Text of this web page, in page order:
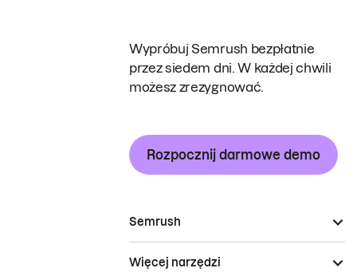
Wypróbuj Semrush bezpłatnie
przez siedem dni. W każdej chwili
możesz zrezygnować.
Rozpocznij darmowe demo
Semrush
Więcej narzędzi